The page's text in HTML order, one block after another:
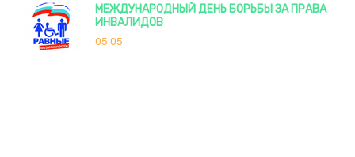
МЕЖДУНАРОДНЫЙ ДЕНЬ БОРЬБЫ ЗА ПРАВА
ИНВАЛИДОВ
05.05